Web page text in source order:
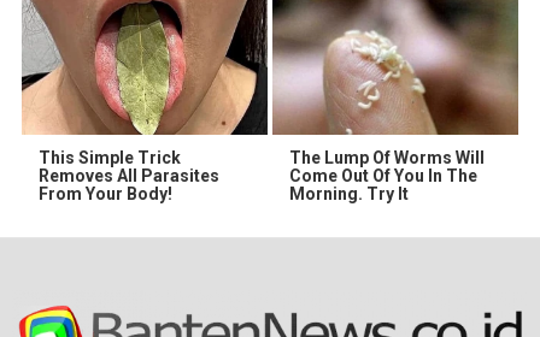
This Simple Trick
Removes All Parasites
From Your Body!
The Lump Of Worms Will
Come Out Of You In The
Morning. Try It